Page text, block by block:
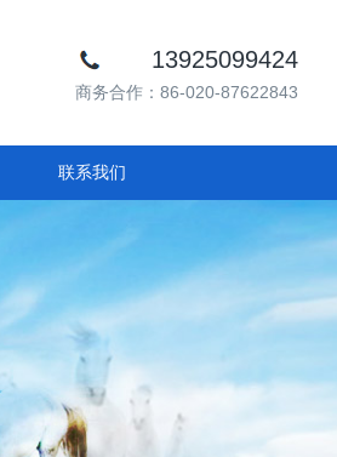
13925099424
商务合作：86-020-87622843
联系我们